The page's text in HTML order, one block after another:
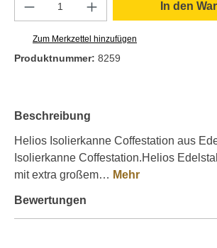
In den
Zum Merkzettel hinzufügen
Produktnummer: 8259
Beschreibung
Helios Isolierkanne Coffestation aus
Isolierkanne Coffestation.Helios
mit extra großem… Mehr
Bewertungen